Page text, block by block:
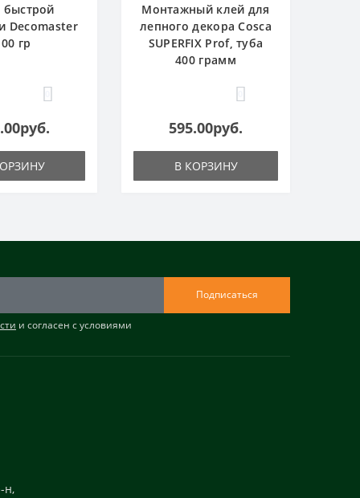
быстрой
Decomaster
гр
Монтажный клей для
лепного декора Cosca
SUPERFIX Prof, туба
400 грамм
595.00руб.
В КОРЗИНУ
Подписаться
и согласен с условиями
н,